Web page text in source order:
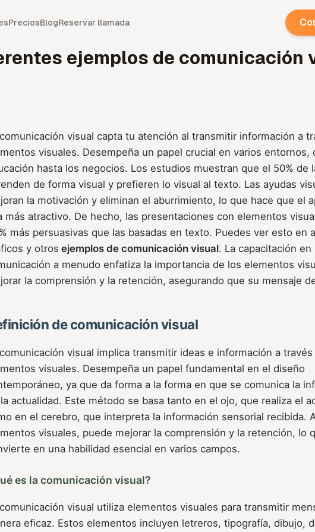
PreciosBlogReservar llamada
ejemplos de comunicación
visual capta tu atención al transmitir información a
visuales. Desempeña un papel crucial en varios entornos,
hasta los negocios. Los estudios muestran que el 50% de
de forma visual y prefieren lo visual al texto. Las ayudas
la motivación y eliminan el aburrimiento, lo que hace que el
más atractivo. De hecho, las presentaciones con elementos
más persuasivas que las basadas en texto. Puedes ver esto en
y otros ejemplos de comunicación visual. La capacitación en
a menudo enfatiza la importancia de los elementos
la comprensión y la retención, asegurando que su mensaje
de comunicación visual
visual implica transmitir ideas e información a través
visuales. Desempeña un papel fundamental en el diseño
ya que da forma a la forma en que se comunica la
actualidad. Este método se basa tanto en el ojo, que realiza el
en el cerebro, que interpreta la información sensorial recibida.
visuales, puede mejorar la comprensión y la retención, lo
en una habilidad esencial en varios campos.
es la comunicación visual?
visual utiliza elementos visuales para transmitir
eficaz. Estos elementos incluyen letreros, tipografía, dibujo,